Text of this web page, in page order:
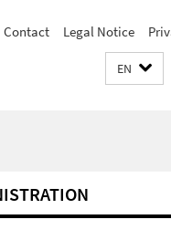
Contact Legal Notice
EN